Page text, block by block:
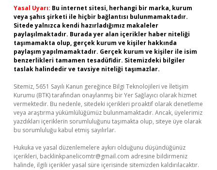
Yasal Uyarı: Bu internet sitesi, herhangi bir marka, kurum
veya şahıs şirketi ile hiçbir bağlantısı bulunmamaktadır.
Sitede yalnızca kendi hazırladığımız makaleler
paylaşılmaktadır. Burada yer alan içerikler haber niteliği
taşımamakta olup, gerçek kurum ve kişiler hakkında
paylaşım yapılmamaktadır. Gerçek kurum ve kişiler ile isim
benzerlikleri tamamen tesadüfidir. Sitemizdeki bilgiler
taslak halindedir ve tavsiye niteliği taşımazlar.
Sitemiz, 5651 Sayılı Kanun gereğince Bilgi Teknolojileri ve İletişim
Kurumu (BTK) tarafından onaylanmış bir Yer Sağlayıcı olarak hizmet
vermektedir. Bu nedenle, sitedeki içerikleri proaktif olarak denetleme
veya araştırma yükümlülüğümüz bulunmamaktadır. Ancak, üyelerimiz
yazdıkları içeriklerin sorumluluğunu taşımakta olup, siteye üye olarak
bu sorumluluğu kabul etmiş sayılırlar.
Hukuka ve yasal düzenlemelere aykırı olduğunu düşündüğünüz
içerikleri, backlinkpanelicomtr@gmail.com adresine bildirmeniz
halinde, ilgili içerikler yasal süre içerisinde sitemizden kaldırılacaktır.